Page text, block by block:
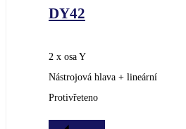
DY42
2 x osa Y
Nástrojová hlava + lineární
Protivřeteno